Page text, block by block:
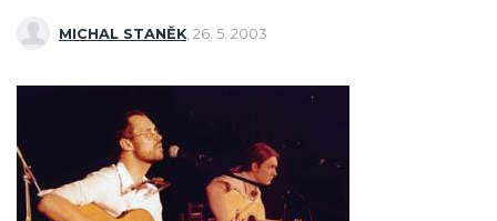
MICHAL STANĚK 26. 5. 2003